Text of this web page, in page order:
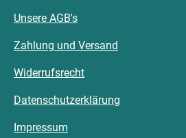
Unsere AGB's
Zahlung und Versand
Widerrufsrecht
Datenschutzerklärung
Impressum